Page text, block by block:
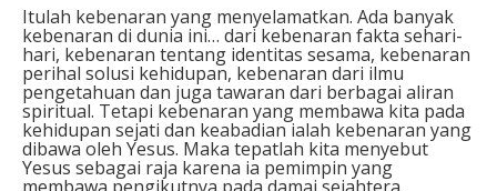
Itulah kebenaran yang menyelamatkan. Ada banyak
kebenaran di dunia ini… dari kebenaran fakta sehari-
hari, kebenaran tentang identitas sesama, kebenaran
perihal solusi kehidupan, kebenaran dari ilmu
pengetahuan dan juga tawaran dari berbagai aliran
spiritual. Tetapi kebenaran yang membawa kita pada
kehidupan sejati dan keabadian ialah kebenaran yang
dibawa oleh Yesus. Maka tepatlah kita menyebut
Yesus sebagai raja karena ia pemimpin yang